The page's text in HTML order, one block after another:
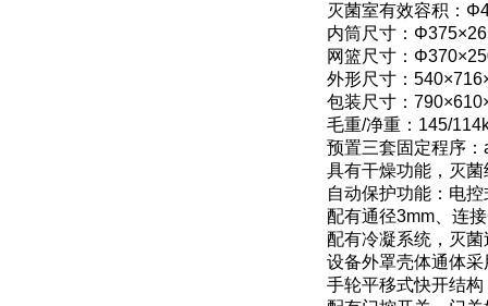
灭菌室有效容积：
内筒尺寸：
网篮尺寸：
外形尺寸：
包装尺寸：
毛重/净重：145/
预置三套固定程序
具有干燥功能，灭
自动保护功能：电
配有通径3mm、连
配有冷凝系统，灭
设备外罩壳体通体
手轮平移式快开结构